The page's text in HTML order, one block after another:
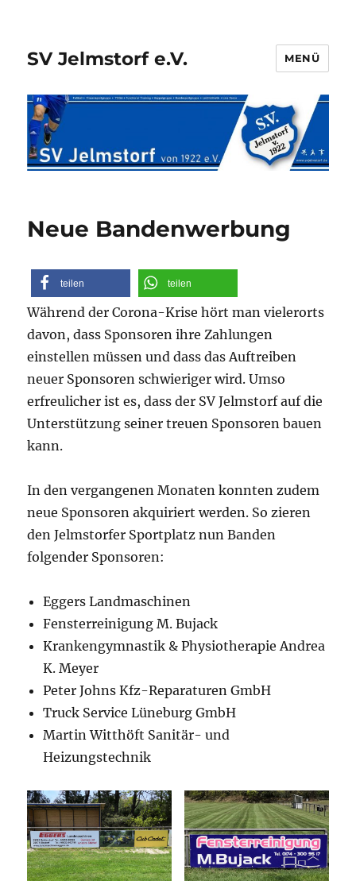
SV Jelmstorf e.V. MENÜ
Neue Bandenwerbung
teilen teilen
Während der Corona-Krise hört man vielerorts
davon, dass Sponsoren ihre Zahlungen
einstellen müssen und dass das Auftreiben
neuer Sponsoren schwieriger wird. Umso
erfreulicher ist es, dass der SV Jelmstorf auf die
Unterstützung seiner treuen Sponsoren bauen
kann.
In den vergangenen Monaten konnten zudem
neue Sponsoren akquiriert werden. So zieren
den Jelmstorfer Sportplatz nun Banden
folgender Sponsoren:
Eggers Landmaschinen
Fensterreinigung M. Bujack
Krankengymnastik & Physiotherapie Andrea
K. Meyer
Peter Johns Kfz-Reparaturen GmbH
Truck Service Lüneburg GmbH
Martin Witthöft Sanitär- und
Heizungstechnik